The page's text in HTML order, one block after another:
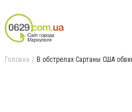
Головна В обстрелах Сартаны США